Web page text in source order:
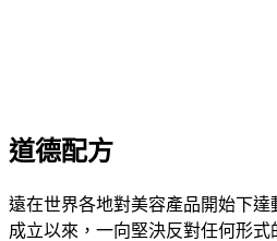
道德配方
遠在世界各地對美容產品開始下
成立以來，一向堅決反對任何形式